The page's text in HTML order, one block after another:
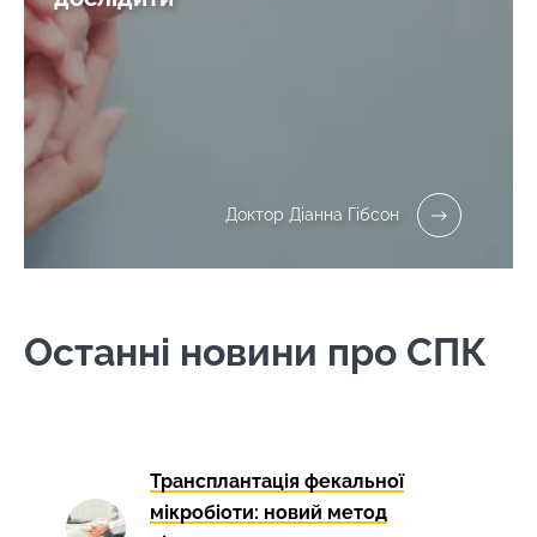
Доктор Діанна Гібсон
Останні новини про СПК
Трансплантація фекальної
мікробіоти: новий метод
приваблює
дедалі біл...
Дізнатися
більше